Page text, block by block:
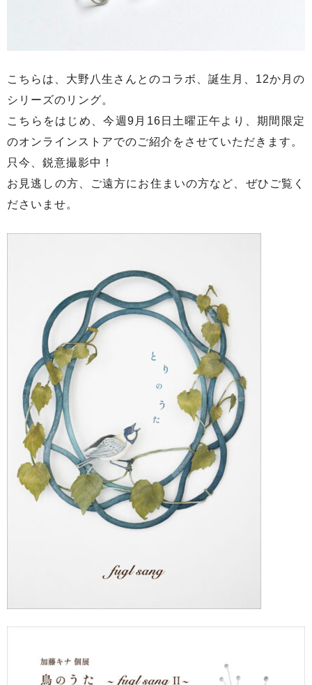
こちらは、大野八生さんとのコラボ、誕生月、12か月の
シリーズのリング。
こちらをはじめ、今週9月16日土曜正午より、期間限定
のオンラインストアでのご紹介をさせていただきます。
只今、鋭意撮影中！
お見逃しの方、ご遠方にお住まいの方など、ぜひご覧く
ださいませ。